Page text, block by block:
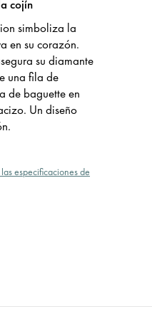
cojín
simboliza la
en su corazón.
su diamante
una fila de
de baguette en
Un diseño
especificaciones de